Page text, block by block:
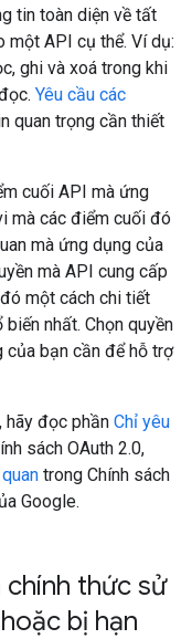
tin toàn diện về tất
một API cụ thể. Ví dụ:
ghi và xoá trong khi
Yêu cầu các
quan trọng cần thiết
cuối API mà ứng
mà các điểm cuối đó
mà ứng dụng của
mà API cung cấp
một cách chi tiết
nhất. Chọn quyền
bạn cần để hỗ trợ
hãy đọc phần Chỉ yêu
sách OAuth 2.0,
trong Chính sách
Google.
chính thức sử
bị hạn